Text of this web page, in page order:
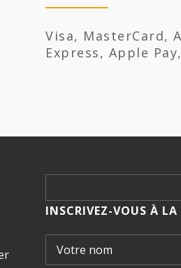
Visa, MasterCard,
Express, Apple
INSCRIVEZ-VOUS À LA